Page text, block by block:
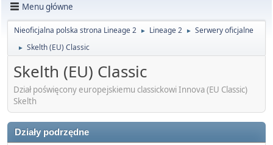
Menu główne
Nieoficjalna polska strona Lineage 2 ► Lineage 2 ► Serwery oficjalne
► Skelth (EU) Classic
Skelth (EU) Classic
Dział poświęcony europejskiemu classickowi Innova (EU Classic)
Skelth
Działy podrzędne